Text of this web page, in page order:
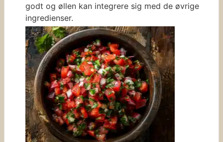
godt og øllen kan integrere sig med de øvrige
ingredienser.